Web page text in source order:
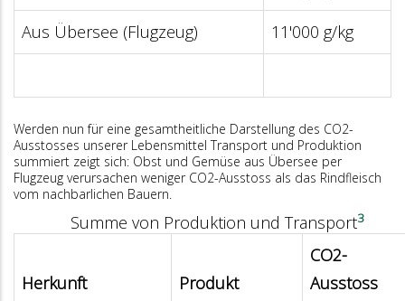
Aus Übersee (Flugzeug)
11'000 g/kg
Werden nun für eine gesamtheitliche Darstellung des CO2-
Ausstosses unserer Lebensmittel Transport und Produktion
summiert zeigt sich: Obst und Gemüse aus Übersee per
Flugzeug verursachen weniger CO2-Ausstoss als das Rindfleisch
vom nachbarlichen Bauern.
Summe von Produktion und Transport3
Herkunft Produkt
CO2-
Ausstoss